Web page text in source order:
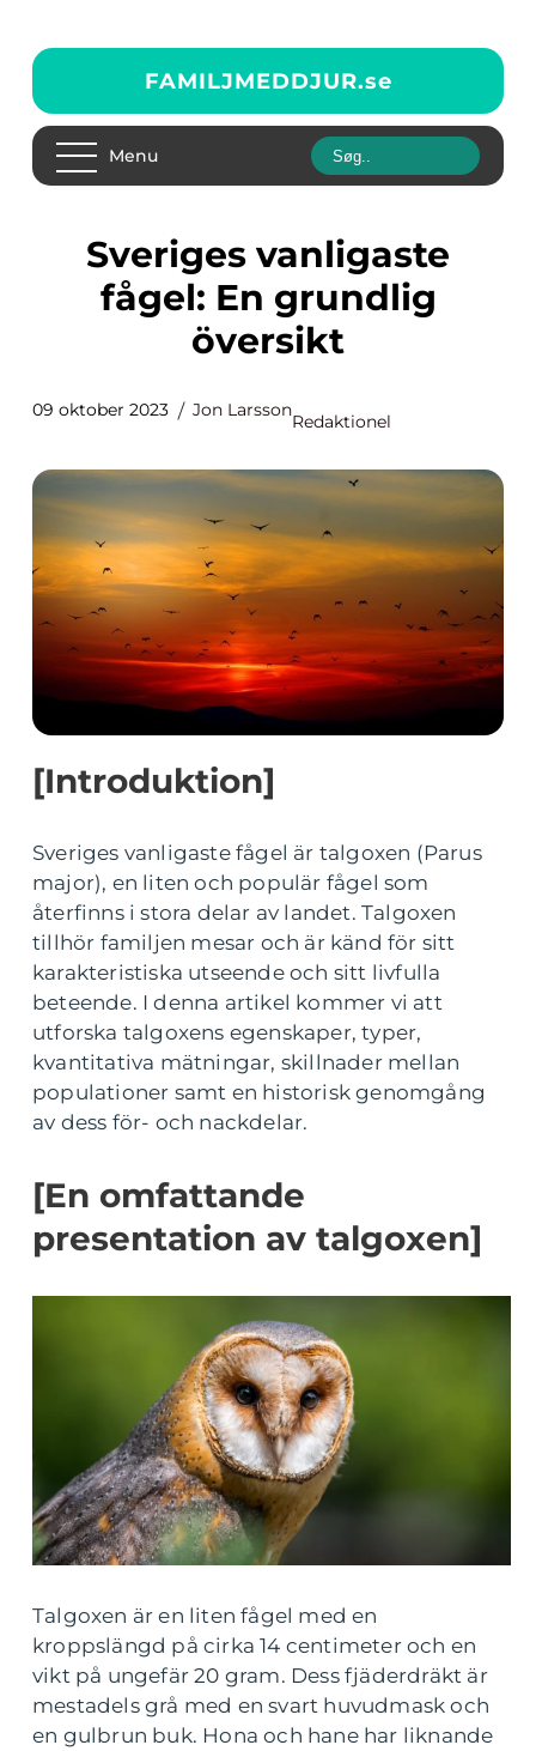
FAMILJMEDDJUR.se
Menu
Sveriges vanligaste
fågel: En grundlig
översikt
09 oktober 2023 Jon Larsson
Redaktionel
[Introduktion]
Sveriges vanligaste fågel är talgoxen (Parus
major), en liten och populär fågel som
återfinns i stora delar av landet. Talgoxen
tillhör familjen mesar och är känd för sitt
karakteristiska utseende och sitt livfulla
beteende. I denna artikel kommer vi att
utforska talgoxens egenskaper, typer,
kvantitativa mätningar, skillnader mellan
populationer samt en historisk genomgång
av dess för- och nackdelar.
[En omfattande
presentation av talgoxen]
Talgoxen är en liten fågel med en
kroppslängd på cirka 14 centimeter och en
vikt på ungefär 20 gram. Dess fjäderdräkt är
mestadels grå med en svart huvudmask och
en gulbrun buk. Hona och hane har liknande